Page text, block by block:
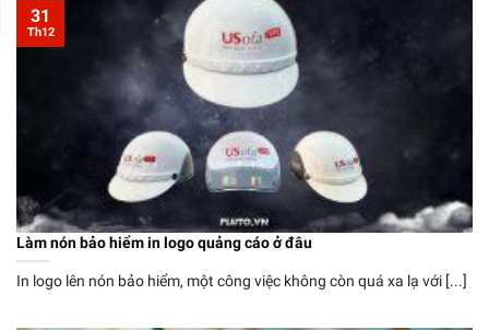
Làm nón bảo hiểm in logo quảng cáo ở đâu
In logo lên nón bảo hiểm, một công việc không còn quá xa lạ với [...]
31
Th12